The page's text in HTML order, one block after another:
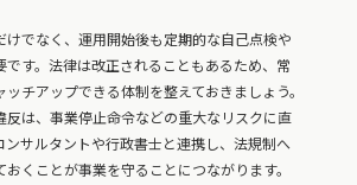
けでなく、運用開始後も定期的な自己点検や
です。法律は改正されることもあるため、常
チアップできる体制を整えておきましょう。
反は、事業停止命令などの重大なリスクに直
ンサルタントや行政書士と連携し、法規制へ
くことが事業を守ることにつながります。